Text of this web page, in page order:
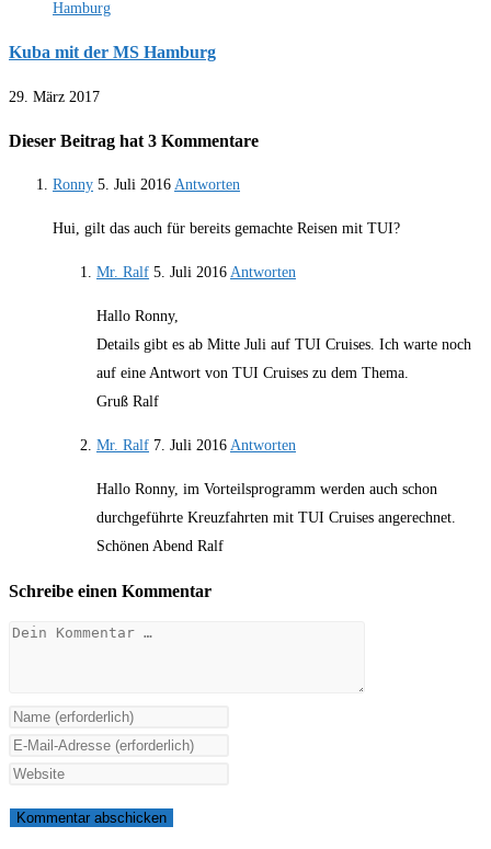
Kuba mit der MS Hamburg
29. März 2017
Dieser Beitrag hat 3 Kommentare
Ronny 5. Juli 2016 Antworten
Hui, gilt das auch für bereits gemachte Reisen mit TUI?
Mr. Ralf 5. Juli 2016 Antworten
Hallo Ronny,
Details gibt es ab Mitte Juli auf TUI Cruises. Ich warte noch
auf eine Antwort von TUI Cruises zu dem Thema.
Gruß Ralf
Mr. Ralf 7. Juli 2016 Antworten
Hallo Ronny, im Vorteilsprogramm werden auch schon
durchgeführte Kreuzfahrten mit TUI Cruises angerechnet.
Schönen Abend Ralf
Schreibe einen Kommentar
Kommentar
Gib
deinen
Namen
Benutzernamen
Gib
deine
Mail-
Gib
Website-